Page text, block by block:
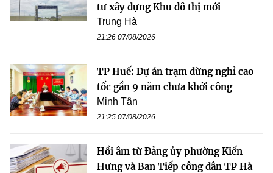
tư xây dựng Khu đô thị mới
Trung Hà
21:26 07/08/2026
TP Huế: Dự án trạm dừng nghỉ cao
tốc gần 9 năm chưa khởi công
Minh Tân
21:25 07/08/2026
Hồi âm từ Đảng ủy phường Kiến
Hưng và Ban Tiếp công dân TP Hà